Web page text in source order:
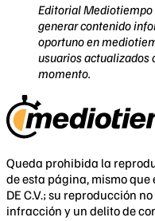
Editorial Mediotiempo
generar contenido
oportuno en
usuarios actualizados
momento.
Queda prohibida la
de esta página, mismo que
DE C.V.; su reproducción
infracción y un delito de